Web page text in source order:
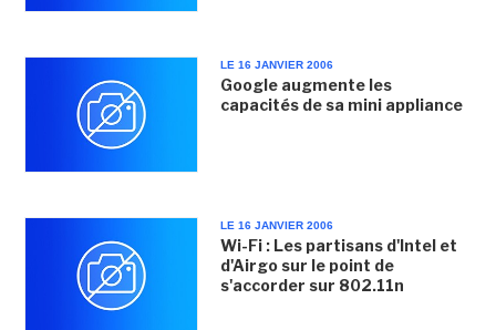
LE 16 JANVIER 2006
Google augmente les
capacités de sa mini appliance
LE 16 JANVIER 2006
Wi-Fi : Les partisans d'Intel et
d'Airgo sur le point de
s'accorder sur 802.11n